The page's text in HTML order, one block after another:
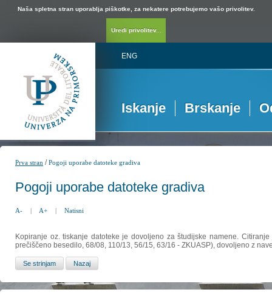
Naša spletna stran uporablja piškotke, za nekatere potrebujemo vašo privolitev.
Uredi privolitev...
ENG
Iskanje Brskanje
Prva stran /Pogoji uporabe datoteke gradiva
Pogoji uporabe datoteke gradiva
A- | A+ | Natisni
Kopiranje oz. tiskanje datoteke je dovoljeno za študijske namene.
prečiščeno besedilo, 68/08, 110/13, 56/15, 63/16 - ZKUASP), dovoljeno z